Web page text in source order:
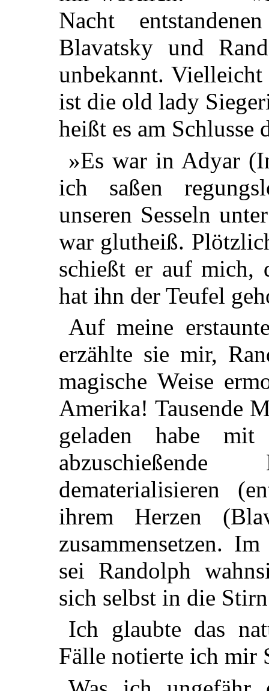
Nacht
Blavatsky und
unbekannt.
ist die old lady
heißt es am Schlusse
»Es war in Adyar
ich saßen
unseren Sesseln
war glutheiß.
schießt er auf
hat ihn der Teufel
Auf meine
erzählte sie mir,
magische Weise
Amerika! Tausende
geladen habe
dematerialisieren
ihrem Herzen
zusammensetzen.
sei Randolph
sich selbst in die
Ich glaubte das
Fälle notierte ich mir